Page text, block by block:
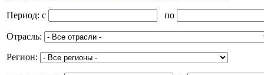
Период: c по
Отрасль:
Регион: